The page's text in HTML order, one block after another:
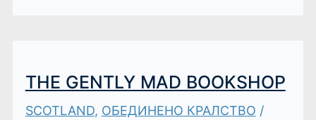
THE GENTLY MAD BOOKSHOP
SCOTLAND, ОБЕДИНЕНО КРАЛСТВО /